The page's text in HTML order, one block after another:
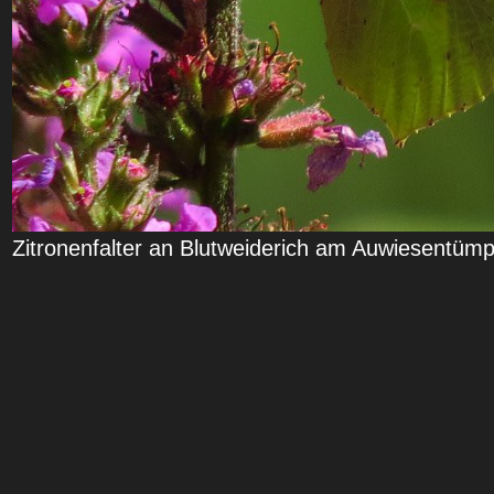
Zitronenfalter an Blutweiderich am